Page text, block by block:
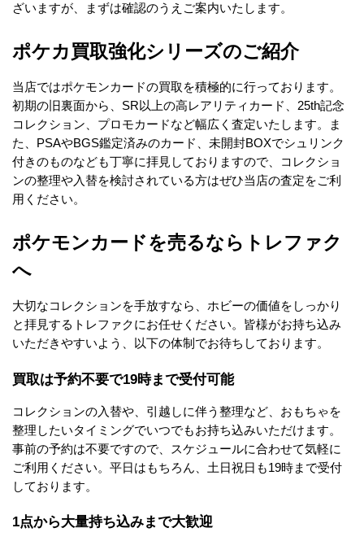
ざいますが、まずは確認のうえご案内いたします。
ポケカ買取強化シリーズのご紹介
当店ではポケモンカードの買取を積極的に行っております。
初期の旧裏面から、SR以上の高レアリティカード、25th記念
コレクション、プロモカードなど幅広く査定いたします。ま
た、PSAやBGS鑑定済みのカード、未開封BOXでシュリンク
付きのものなども丁寧に拝見しておりますので、コレクショ
ンの整理や入替を検討されている方はぜひ当店の査定をご利
用ください。
ポケモンカードを売るならトレファク
へ
大切なコレクションを手放すなら、ホビーの価値をしっかり
と拝見するトレファクにお任せください。皆様がお持ち込み
いただきやすいよう、以下の体制でお待ちしております。
買取は予約不要で19時まで受付可能
コレクションの入替や、引越しに伴う整理など、おもちゃを
整理したいタイミングでいつでもお持ち込みいただけます。
事前の予約は不要ですので、スケジュールに合わせて気軽に
ご利用ください。平日はもちろん、土日祝日も19時まで受付
しております。
1点から大量持ち込みまで大歓迎